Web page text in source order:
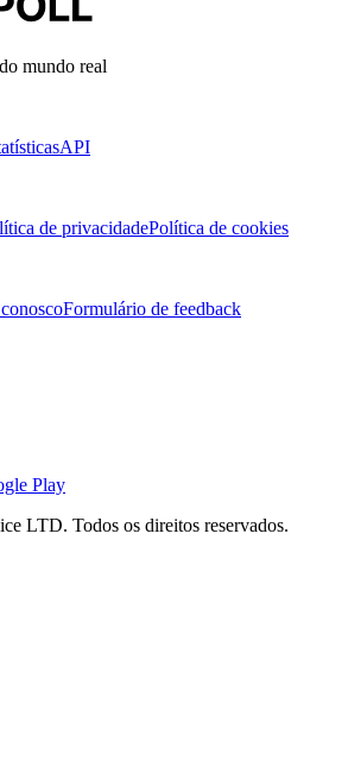
mundo real
API
de privacidadePolítica de cookies
Formulário de feedback
Play
LTD. Todos os direitos reservados.